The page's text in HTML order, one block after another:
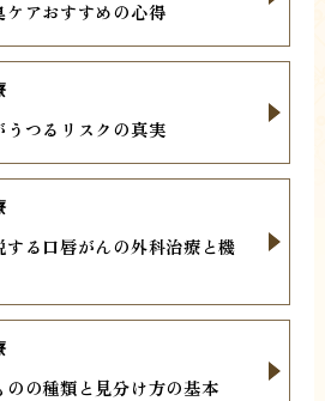
アおすすめの心得
つるリスクの真実
る口唇がんの外科治療と機
のの種類と見分け方の基本